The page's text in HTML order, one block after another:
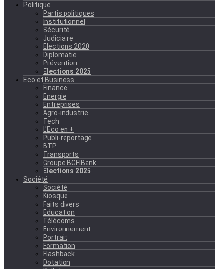
Politique
Partis politiques
Institutionnel
Sécurité
Judiciaire
Elections 2020
Diplomatie
Prévention
Elections 2025
Eco et Business
Finance
Energie
Entreprises
Agro-industrie
Tech
L'Eco en +
Publi-reportage
BTP
Transports
Groupe BGFIBank
Elections 2025
Société
Société
Kiosque
Faits divers
Education
Télécoms
Environnement
Portrait
Formation
Flashback
Dotation